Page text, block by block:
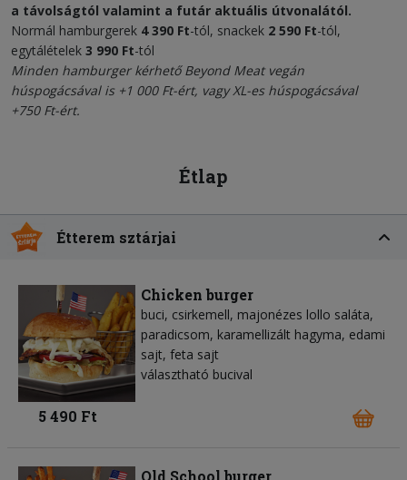
a távolságtól valamint a futár aktuális útvonalától.
Normál hamburgerek 4 390 Ft-tól, snackek 2 590 Ft-tól,
egytálételek 3 990 Ft-tól
Minden hamburger kérhetőBeyond Meat vegán
húspogácsávalis +1 000 Ft-ért, vagy XL-es húspogácsával
+750 Ft-ért.
Étlap
Étterem sztárjai
Chicken burger
buci, csirkemell, majonézes lollo saláta,
paradicsom, karamellizált hagyma, edami
sajt, feta sajt
választható bucival
5 490 Ft
Old School burger